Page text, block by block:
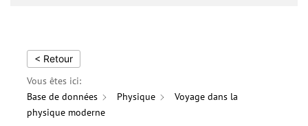
< Retour
Vous êtes ici:
Base de données
Physique
Voyage dans la
physique moderne